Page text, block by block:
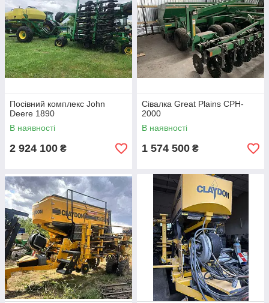
Посівний комплекс John
Deere 1890
В наявності
2 924 100 ₴
Сівалка Great Plains CPH-
2000
В наявності
1 574 500 ₴